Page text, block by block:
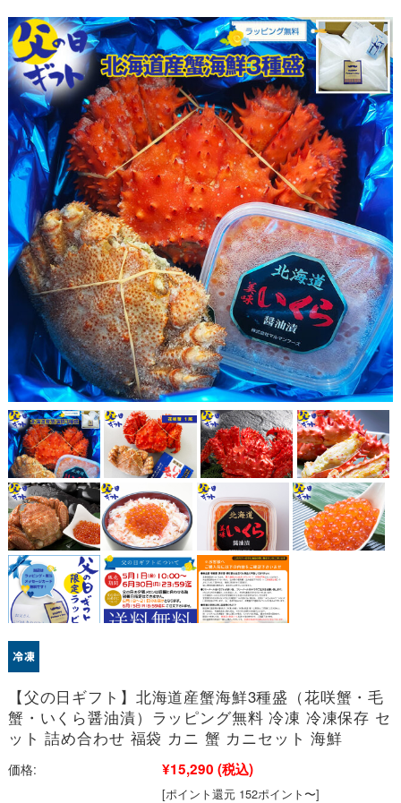
【父の日ギフト】北海道産蟹海鮮3種盛（花咲蟹・毛
蟹・いくら醤油漬）ラッピング無料 冷凍 冷凍保存 セ
ット 詰め合わせ 福袋 カニ 蟹 カニセット 海鮮
価格: ¥15,290 (税込)
[ポイント還元 152ポイント〜]